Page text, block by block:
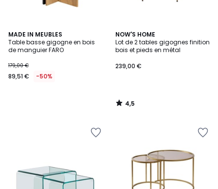
MADE IN MEUBLES
Table basse gigogne en bois
de manguier FARO
179,00 €
89,51 € -50%
NOW'S HOME
Lot de 2 tables gigognes finition
bois et pieds en métal
239,00 €
4,5
/ 5
4,5
/